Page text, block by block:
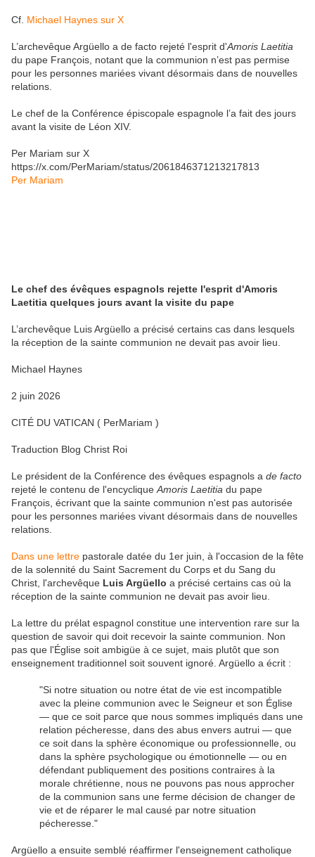
Cf. Michael Haynes sur X
L’archevêque Argüello a de facto rejeté l'esprit d'Amoris Laetitia
du pape François, notant que la communion n’est pas permise
pour les personnes mariées vivant désormais dans de nouvelles
relations.
Le chef de la Conférence épiscopale espagnole l’a fait des jours
avant la visite de Léon XIV.
Per Mariam sur X
https://x.com/PerMariam/status/2061846371213217813
Per Mariam
Le chef des évêques espagnols rejette l'esprit d'Amoris
Laetitia quelques jours avant la visite du pape
L’archevêque Luis Argüello a précisé certains cas dans lesquels
la réception de la sainte communion ne devait pas avoir lieu.
Michael Haynes
2 juin 2026
CITÉ DU VATICAN ( PerMariam )
Traduction Blog Christ Roi
Le président de la Conférence des évêques espagnols a de facto
rejeté le contenu de l'encyclique Amoris Laetitia du pape
François, écrivant que la sainte communion n'est pas autorisée
pour les personnes mariées vivant désormais dans de nouvelles
relations.
Dans une lettre pastorale datée du 1er juin, à l'occasion de la fête
de la solennité du Saint Sacrement du Corps et du Sang du
Christ, l'archevêque Luis Argüello a précisé certains cas où la
réception de la sainte communion ne devait pas avoir lieu.
La lettre du prélat espagnol constitue une intervention rare sur la
question de savoir qui doit recevoir la sainte communion. Non
pas que l'Église soit ambigüe à ce sujet, mais plutôt que son
enseignement traditionnel soit souvent ignoré. Argüello a écrit :
"Si notre situation ou notre état de vie est incompatible
avec la pleine communion avec le Seigneur et son Église
— que ce soit parce que nous sommes impliqués dans une
relation pécheresse, dans des abus envers autrui — que
ce soit dans la sphère économique ou professionnelle, ou
dans la sphère psychologique ou émotionnelle — ou en
défendant publiquement des positions contraires à la
morale chrétienne, nous ne pouvons pas nous approcher
de la communion sans une ferme décision de changer de
vie et de réparer le mal causé par notre situation
pécheresse."
Argüello a ensuite semblé réaffirmer l'enseignement catholique